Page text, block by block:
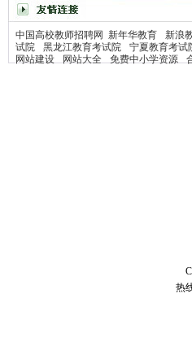
中国高校教师招聘网 新年华教育 新浪
试院
黑龙江教育考试院 宁夏教育考试
网站建设
网站大全 免费中小学资源
热